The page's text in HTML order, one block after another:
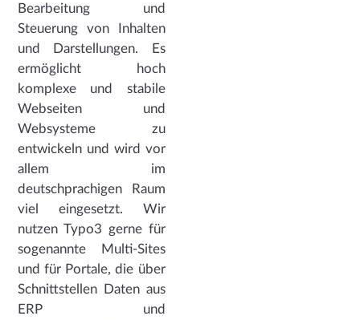
Bearbeitung und
Steuerung von Inhalten
und Darstellungen. Es
ermöglicht hoch
komplexe und stabile
Webseiten und
Websysteme zu
entwickeln und wird vor
allem im
deutschprachigen Raum
viel eingesetzt. Wir
nutzen Typo3 gerne für
sogenannte Multi-Sites
und für Portale, die über
Schnittstellen Daten aus
ERP und